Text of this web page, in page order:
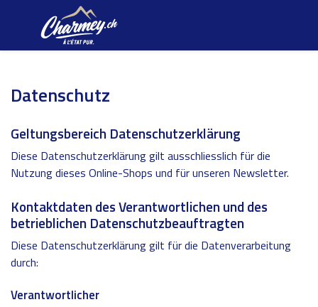
Datenschutz
Geltungsbereich Datenschutzerklärung
Diese Datenschutzerklärung gilt ausschliesslich für die
Nutzung dieses Online-Shops und für unseren Newsletter.
Kontaktdaten des Verantwortlichen und des
betrieblichen Datenschutzbeauftragten
Diese Datenschutzerklärung gilt für die Datenverarbeitung
durch:
Verantwortlicher